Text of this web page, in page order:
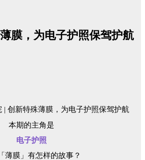
膜，为电子护照保驾护航
本期的主角是
电子护照
薄膜」有怎样的故事？